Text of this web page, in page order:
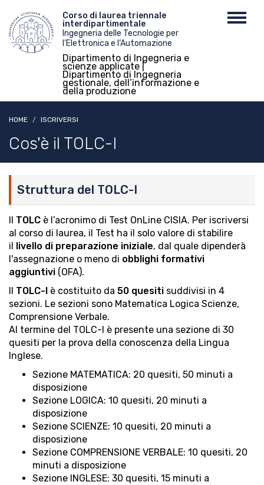
contenuto
principale
Menu
top
Corso di laurea triennale
interdipartimentale
Ingegneria delle Tecnologie per
l’Elettronica e l’Automazione
Dipartimento di Ingegneria e
scienze applicate |
Dipartimento di Ingegneria
gestionale, dell’informazione e
della produzione
HOME ISCRIVERSI
Cos'è il TOLC-I
Struttura del TOLC-I
Il TOLC è l’acronimo di Test OnLine CISIA. Per iscriversi
al corso di laurea, il Test ha il solo valore di stabilire
il livello di preparazione iniziale, dal quale dipenderà
l'assegnazione o meno di obblighi formativi
aggiuntivi (OFA).
Il TOLC-I è costituito da 50 quesiti suddivisi in 4
sezioni. Le sezioni sono Matematica Logica Scienze,
Comprensione Verbale.
Al termine del TOLC-I è presente una sezione di 30
quesiti per la prova della conoscenza della Lingua
Inglese.
Sezione MATEMATICA: 20 quesiti, 50 minuti a
disposizione
Sezione LOGICA: 10 quesiti, 20 minuti a
disposizione
Sezione SCIENZE: 10 quesiti, 20 minuti a
disposizione
Sezione COMPRENSIONE VERBALE: 10 quesiti, 20
minuti a disposizione
Sezione INGLESE: 30 quesiti, 15 minuti a